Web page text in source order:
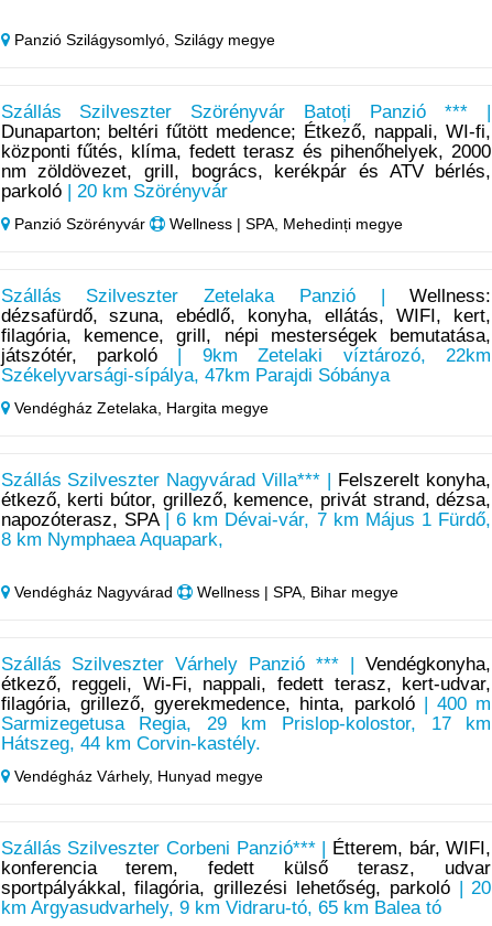
Panzió Szilágysomlyó, Szilágy megye
Szállás Szilveszter Szörényvár Batoți Panzió *** |
Dunaparton; beltéri fűtött medence; Étkező, nappali, WI-fi,
központi fűtés, klíma, fedett terasz és pihenőhelyek, 2000
nm zöldövezet, grill, bogrács, kerékpár és ATV bérlés,
parkoló| 20 km Szörényvár
Panzió Szörényvár Wellness | SPA, Mehedinți megye
Szállás Szilveszter Zetelaka Panzió |Wellness:
dézsafürdő, szuna, ebédlő, konyha, ellátás, WIFI, kert,
filagória, kemence, grill, népi mesterségek bemutatása,
játszótér, parkoló | 9km Zetelaki víztározó, 22km
Székelyvarsági-sípálya, 47km Parajdi Sóbánya
Vendégház Zetelaka, Hargita megye
Szállás Szilveszter Nagyvárad Villa*** |
Felszerelt konyha,
étkező, kerti bútor, grillező, kemence, privát strand, dézsa,
napozóterasz, SPA| 6 km Dévai-vár, 7 km Május 1 Fürdő,
8 km Nymphaea Aquapark,
Vendégház Nagyvárad Wellness | SPA, Bihar megye
Szállás Szilveszter Várhely Panzió *** |Vendégkonyha,
étkező, reggeli, Wi-Fi, nappali, fedett terasz, kert-udvar,
filagória, grillező, gyerekmedence, hinta, parkoló| 400 m
Sarmizegetusa Regia, 29 km Prislop-kolostor, 17 km
Hátszeg, 44 km Corvin-kastély.
Vendégház Várhely, Hunyad megye
Szállás Szilveszter Corbeni Panzió*** |
Étterem, bár, WIFI,
konferencia terem, fedett külső terasz, udvar
sportpályákkal, filagória, grillezési lehetőség, parkoló| 20
km Argyasudvarhely, 9 km Vidraru-tó, 65 km Balea tó